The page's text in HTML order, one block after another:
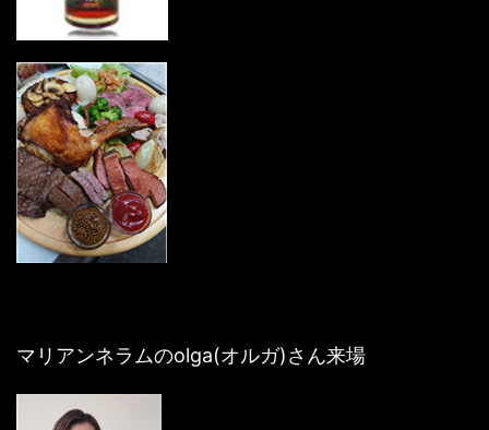
マリアンネラムのolga(オルガ)さん来場